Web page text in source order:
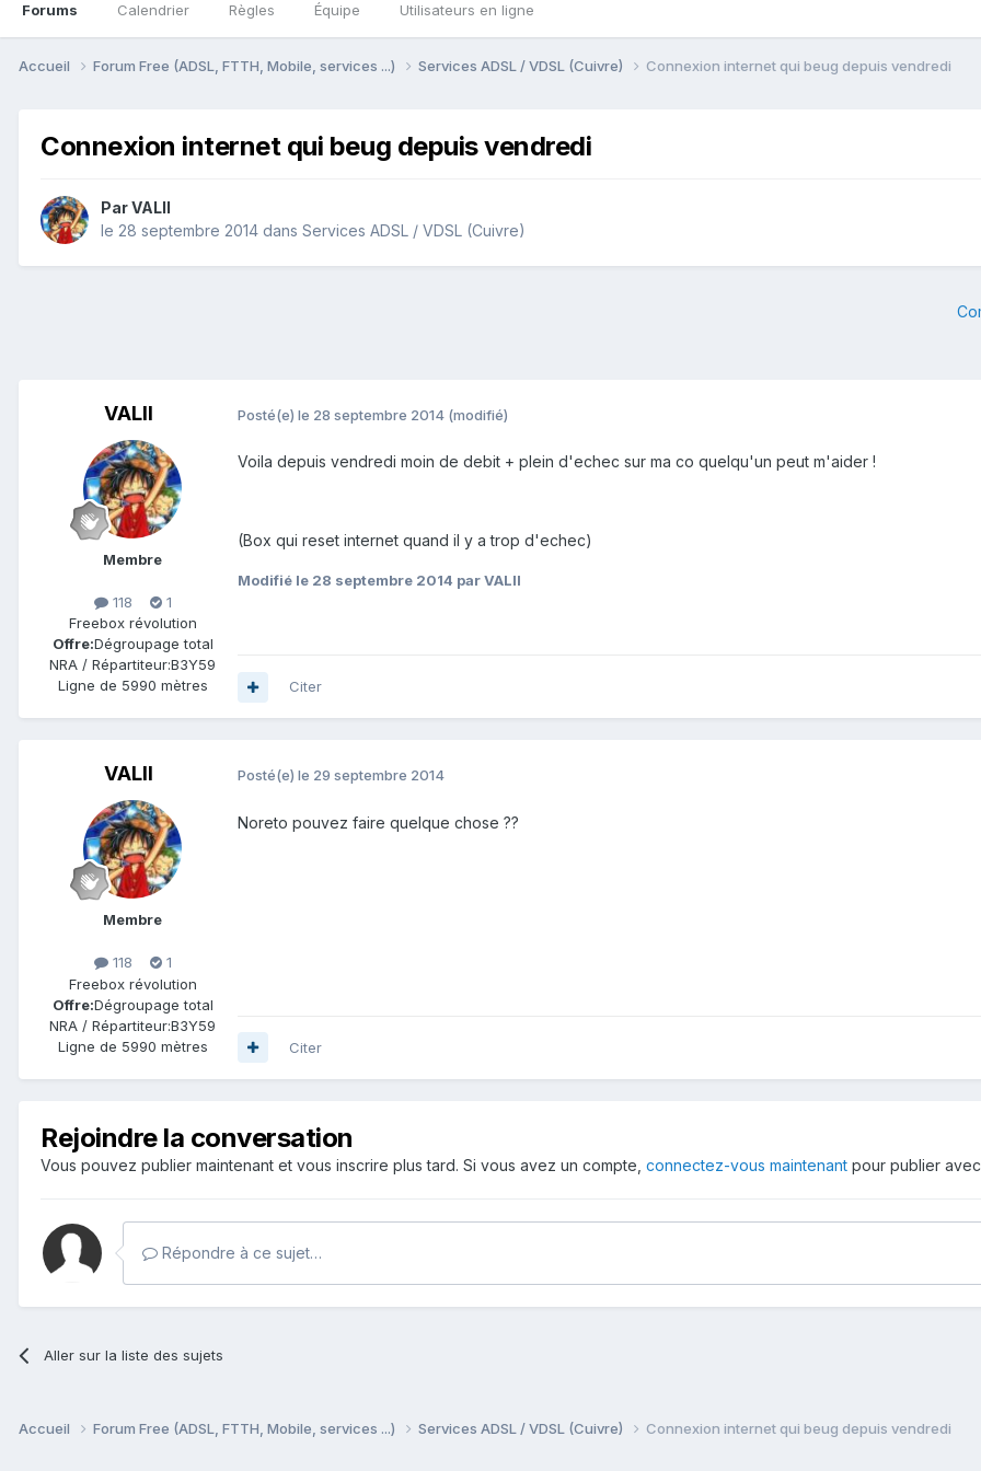
Forums Calendrier Règles Équipe Utilisateurs en ligne
Accueil Forum Free (ADSL, FTTH, Mobile, services ...) Services ADSL / VDSL (Cuivre) Connexion internet qui beug depuis vendredi
Connexion internet qui beug depuis vendredi
ParVALII
le 28 septembre 2014 dans Services ADSL / VDSL (Cuivre)
VALII
Membre
118
1
Freebox révolution
Offre:Dégroupage total
NRA / Répartiteur:B3Y59
Ligne de 5990 mètres
Posté(e) le 28 septembre 2014 (modifié)
Voila depuis vendredi moin de debit + plein d'echec sur ma co quelqu'un peut m'aider !
(Box qui reset internet quand il y a trop d'echec)
Modifié le 28 septembre 2014 par VALII
Citer
VALII
Membre
118
1
Freebox révolution
Offre:Dégroupage total
NRA / Répartiteur:B3Y59
Ligne de 5990 mètres
Posté(e) le 29 septembre 2014
Noreto pouvez faire quelque chose ??
Citer
Rejoindre la conversation
Vous pouvez publier maintenant et vous inscrire plus tard. Si vous avez un compte, connectez-vous maintenant pour publier
Répondre à ce sujet…
Aller sur la liste des sujets
Accueil Forum Free (ADSL, FTTH, Mobile, services ...) Services ADSL / VDSL (Cuivre) Connexion internet qui beug depuis vendredi